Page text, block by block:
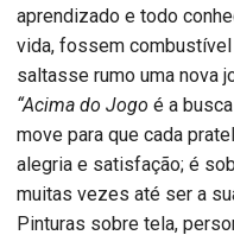
aprendizado e todo
vida, fossem
saltasse rumo uma nova
“Acima do Jogo é a
move para que cada
alegria e satisfação; é
muitas vezes até ser a
Pinturas sobre tela,